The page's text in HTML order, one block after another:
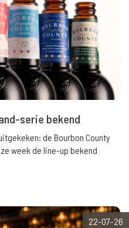
serie bekend
de Bourbon County
week de line-up bekend
22-07-26